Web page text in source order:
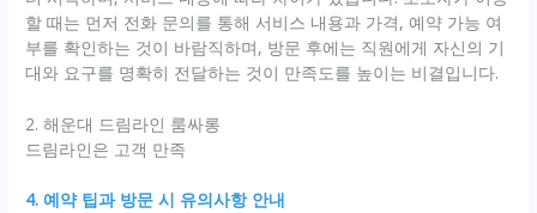
할 때는 먼저 전화 문의를 통해 서비스 내용과 가격, 예약 가능 여
부를 확인하는 것이 바람직하며, 방문 후에는 직원에게 자신의 기
대와 요구를 명확히 전달하는 것이 만족도를 높이는 비결입니다.
2. 해운대 드림라인 룸싸롱
드림라인은 고객 만족
4. 예약 팁과 방문 시 유의사항 안내